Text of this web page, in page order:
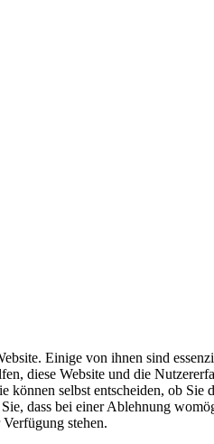
Einige von ihnen sind
diese Website und die
können selbst entscheiden, ob Sie
dass bei einer Ablehnung
stehen.